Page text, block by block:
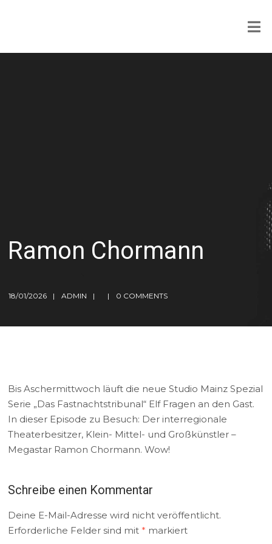
Ramon Chormann
18/01/2026 ADMIN 0 COMMENTS
Bis Aschermittwoch läuft die neue Studio Mainz Spezial
Serie „Das Fastnachtstribunal“ Elf Fragen an den Gast.
In dieser Episode zu Besuch: Der interregionale
Theaterbesitzer, Klein- Mittel- und Großkünstler –
Megastar Ramon Chormann. Wow!
Schreibe einen Kommentar
Deine E-Mail-Adresse wird nicht veröffentlicht.
Erforderliche Felder sind mit* markiert